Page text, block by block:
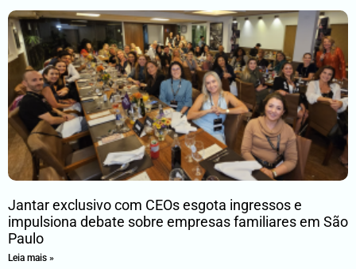
Jantar exclusivo com CEOs esgota ingressos e
impulsiona debate sobre empresas familiares em São
Paulo
Leia mais »